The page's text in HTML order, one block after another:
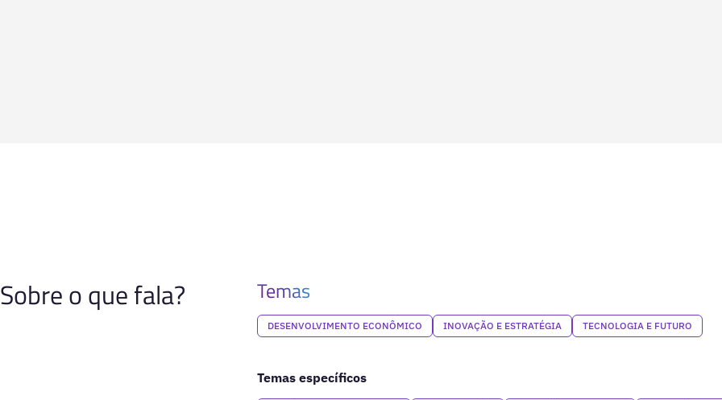
Sobre o que fala? Temas
DESENVOLVIMENTO ECONÔMICO INOVAÇÃO E ESTRATÉGIA TECNOLOGIA E FUTURO
Temas específicos